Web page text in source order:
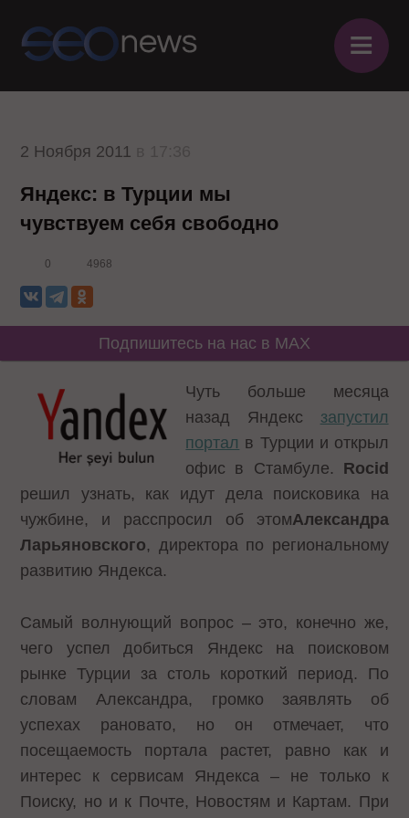
≡
2 Ноября 2011
Яндекс: в Турции мы
чувствуем себя свободно
0 4968
Подпишитесь на нас в MAX
Чуть больше месяца
назад Яндекс запустил
портал в Турции и открыл
офис в Стамбуле. Rocid
решил узнать, как идут дела поисковика на
чужбине, и расспросил об этомАлександра
Ларьяновского, директора по региональному
развитию Яндекса.
Самый волнующий вопрос – это, конечно же,
чего успел добиться Яндекс на поисковом
рынке Турции за столь короткий период. По
словам Александра, громко заявлять об
успехах рановато, но он отмечает, что
посещаемость портала растет, равно как и
интерес к сервисам Яндекса – не только к
Поиску, но и к Почте, Новостям и Картам. При